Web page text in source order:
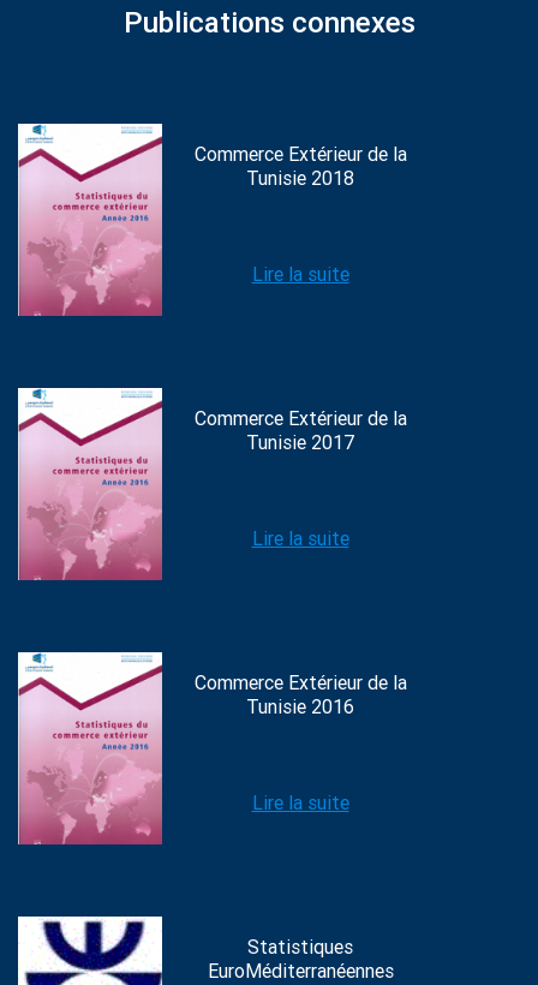
Publications connexes
Commerce Extérieur de la
Tunisie 2018
Lire la suite
Commerce Extérieur de la
Tunisie 2017
Lire la suite
Commerce Extérieur de la
Tunisie 2016
Lire la suite
Statistiques
EuroMéditerranéennes